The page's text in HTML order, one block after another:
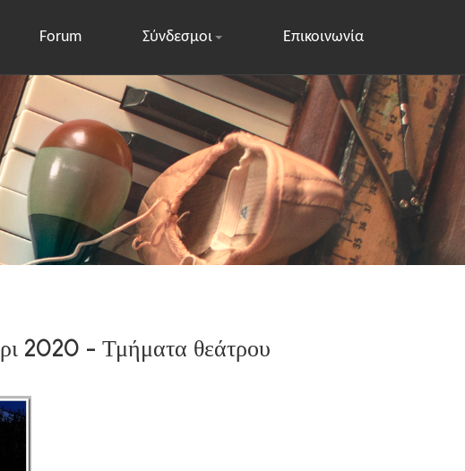
Forum Σύνδεσμοι Επικοινωνία
2020 - Τμήματα θεάτρου